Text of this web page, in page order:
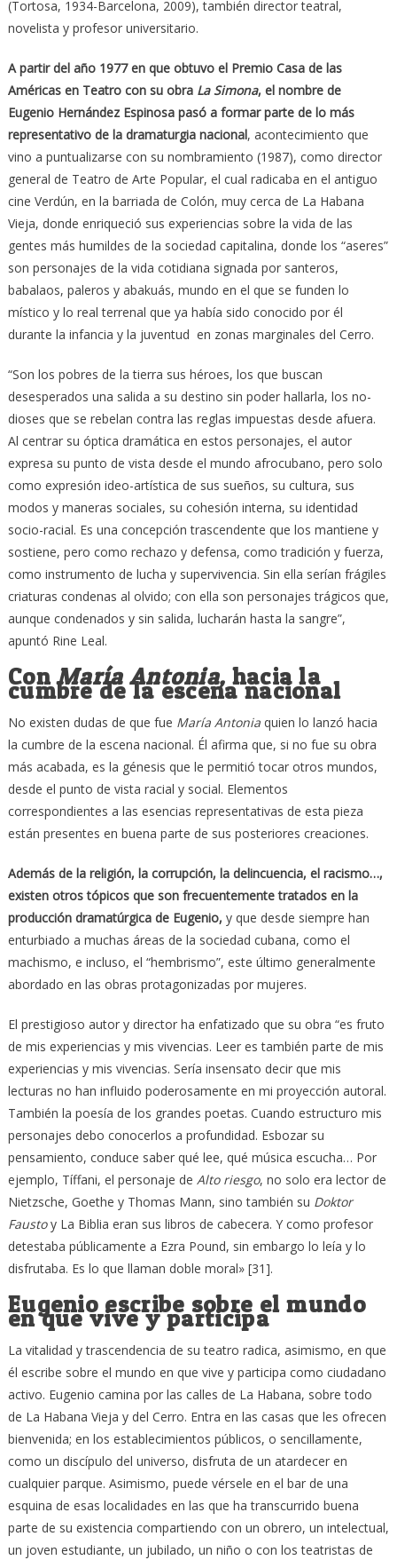
(Tortosa, 1934-Barcelona, 2009), también director teatral,
novelista y profesor universitario.
A partir del año 1977 en que obtuvo el Premio Casa de las
Américas en Teatro con su obra La Simona, el nombre de
Eugenio Hernández Espinosa pasó a formar parte de lo más
representativo de la dramaturgia nacional, acontecimiento que
vino a puntualizarse con su nombramiento (1987), como director
general de Teatro de Arte Popular, el cual radicaba en el antiguo
cine Verdún, en la barriada de Colón, muy cerca de La Habana
Vieja, donde enriqueció sus experiencias sobre la vida de las
gentes más humildes de la sociedad capitalina, donde los “aseres”
son personajes de la vida cotidiana signada por santeros,
babalaos, paleros y abakuás, mundo en el que se funden lo
místico y lo real terrenal que ya había sido conocido por él
durante la infancia y la juventud en zonas marginales del Cerro.
“Son los pobres de la tierra sus héroes, los que buscan
desesperados una salida a su destino sin poder hallarla, los no-
dioses que se rebelan contra las reglas impuestas desde afuera.
Al centrar su óptica dramática en estos personajes, el autor
expresa su punto de vista desde el mundo afrocubano, pero solo
como expresión ideo-artística de sus sueños, su cultura, sus
modos y maneras sociales, su cohesión interna, su identidad
socio-racial. Es una concepción trascendente que los mantiene y
sostiene, pero como rechazo y defensa, como tradición y fuerza,
como instrumento de lucha y supervivencia. Sin ella serían frágiles
criaturas condenas al olvido; con ella son personajes trágicos que,
aunque condenados y sin salida, lucharán hasta la sangre”,
apuntó Rine Leal.
ConMaría Antonia, hacia la
cumbre de la escena nacional
No existen dudas de que fue María Antoniaquien lo lanzó hacia
la cumbre de la escena nacional. Él afirma que, si no fue su obra
más acabada, es la génesis que le permitió tocar otros mundos,
desde el punto de vista racial y social. Elementos
correspondientes a las esencias representativas de esta pieza
están presentes en buena parte de sus posteriores creaciones.
Además de la religión, la corrupción, la delincuencia, el racismo…,
existen otros tópicos que son frecuentemente tratados en la
producción dramatúrgica de Eugenio, y que desde siempre han
enturbiado a muchas áreas de la sociedad cubana, como el
machismo, e incluso, el “hembrismo”, este último generalmente
abordado en las obras protagonizadas por mujeres.
El prestigioso autor y director ha enfatizado que su obra “es fruto
de mis experiencias y mis vivencias. Leer es también parte de mis
experiencias y mis vivencias. Sería insensato decir que mis
lecturas no han influido poderosamente en mi proyección autoral.
También la poesía de los grandes poetas. Cuando estructuro mis
personajes debo conocerlos a profundidad. Esbozar su
pensamiento, conduce saber qué lee, qué música escucha… Por
ejemplo, Tíffani, el personaje de Alto riesgo, no solo era lector de
Nietzsche, Goethe y Thomas Mann, sino también su Doktor
Faustoy La Biblia eran sus libros de cabecera. Y como profesor
detestaba públicamente a Ezra Pound, sin embargo lo leía y lo
disfrutaba. Es lo que llaman doble moral» [31].
Eugenio escribe sobre el mundo
en que vive y participa
La vitalidad y trascendencia de su teatro radica, asimismo, en que
él escribe sobre el mundo en que vive y participa como ciudadano
activo. Eugenio camina por las calles de La Habana, sobre todo
de La Habana Vieja y del Cerro. Entra en las casas que les ofrecen
bienvenida; en los establecimientos públicos, o sencillamente,
como un discípulo del universo, disfruta de un atardecer en
cualquier parque. Asimismo, puede vérsele en el bar de una
esquina de esas localidades en las que ha transcurrido buena
parte de su existencia compartiendo con un obrero, un intelectual,
un joven estudiante, un jubilado, un niño o con los teatristas de